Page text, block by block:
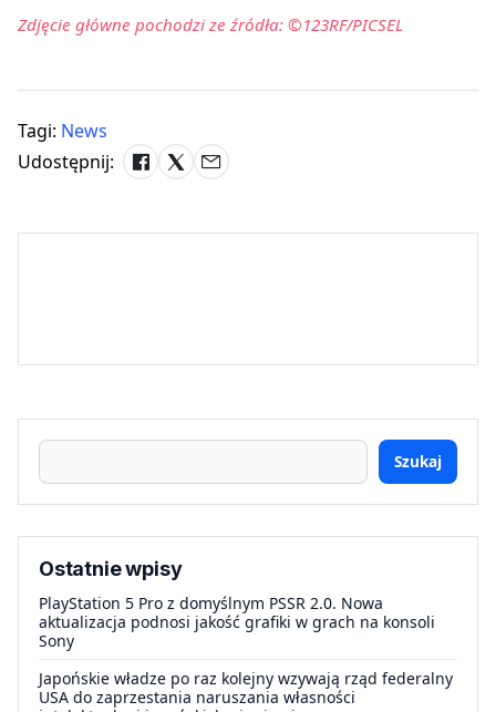
Zdjęcie główne pochodzi ze źródła: ©123RF/PICSEL
Tagi: News
Udostępnij:
Szukaj
Ostatnie wpisy
PlayStation 5 Pro z domyślnym PSSR 2.0. Nowa
aktualizacja podnosi jakość grafiki w grach na konsoli
Sony
Japońskie władze po raz kolejny wzywają rząd federalny
USA do zaprzestania naruszania własności